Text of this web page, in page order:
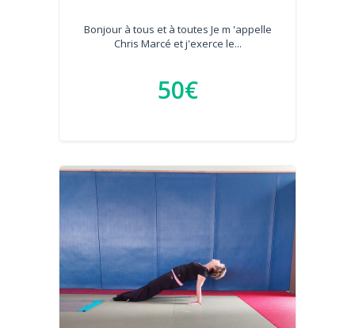
Bonjour à tous et à toutes Je m 'appelle
Chris Marcé et j'exerce le...
50€